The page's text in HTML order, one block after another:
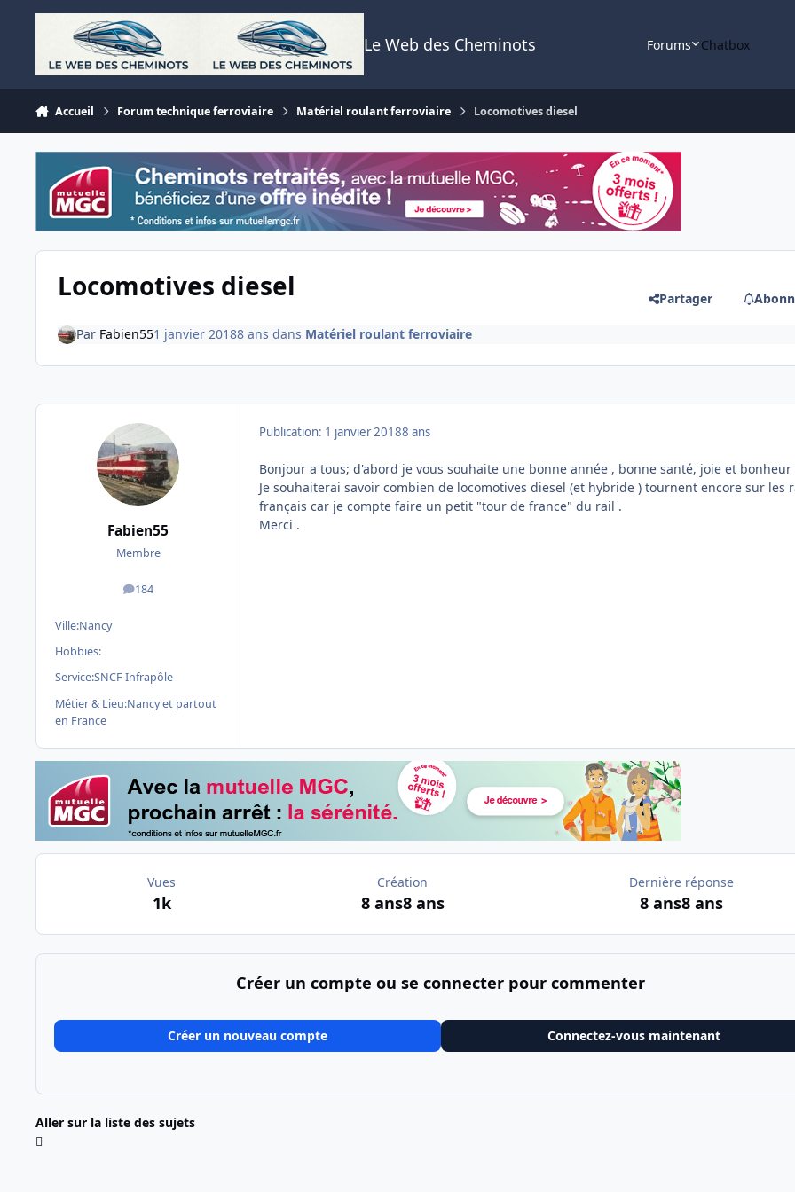
Aller au contenu
Le Web des Cheminots Forums Chatbox
Accueil Forum technique ferroviaire Matériel roulant ferroviaire Locomotives diesel
Locomotives diesel Partager
Par Fabien551 janvier 20188 ans dans Matériel roulant ferroviaire
Fabien55
Membre
184
messages
Ville:Nancy
Hobbies:
Service:SNCF Infrapôle
Métier & Lieu:Nancy et partout
en France
Publication: 1 janvier 20188 ans
Bonjour a tous; d'abord je vous souhaite une bonne année , bonne santé, joie et bonheur
Je souhaiterai savoir combien de locomotives diesel (et hybride ) tournent encore sur les
français car je compte faire un petit "tour de france" du rail .
Merci .
Vues
1k
Création
8 ans8 ans
Dernière réponse
8 ans8 ans
Créer un compte ou se connecter pour commenter
Créer un nouveau compte Connectez-vous maintenant
Aller sur la liste des sujets